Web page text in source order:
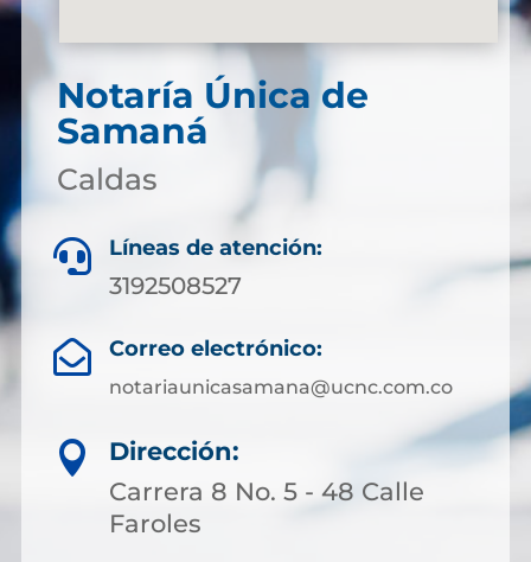
Notaría Única de
Samaná
Caldas
 Líneas de atención:
3192508527
 Correo electrónico:
notariaunicasamana@ucnc.com.co

Dirección:
Carrera 8 No. 5 - 48 Calle
Faroles